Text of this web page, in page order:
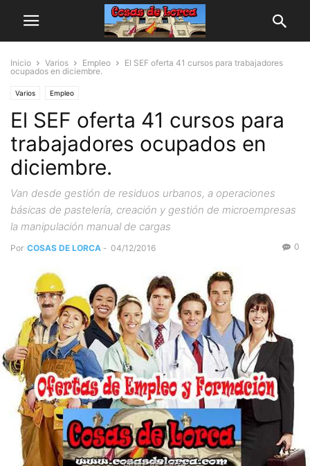
Inicio Varios Empleo
El SEF oferta 41 cursos para trabajadores
ocupados en diciembre.
Varios Empleo
El SEF oferta 41 cursos para
trabajadores ocupados en
diciembre.
Van desde gestión de residuos urbanos, a operaciones
básicas de pastelería, creación y gestión de microempresas
la manipulación manual de cargas
Por COSAS DE LORCA - 04/12/2016 0